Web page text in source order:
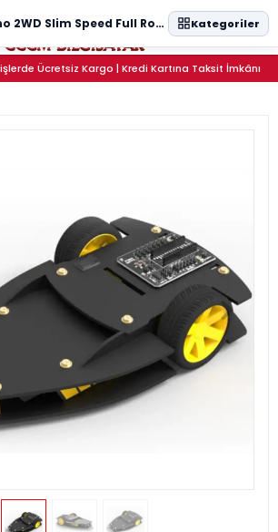
Ücretsiz Kargo | Kredi Kartına Taksit İmkânı
0
Arduino 2WD Slim Speed Full Robotik Geliştirme Seti - MX1508 Sürücü ve Sensör Destekli Kategoriler